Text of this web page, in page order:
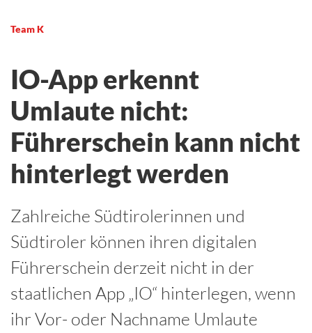
Team K
IO-App erkennt
Umlaute nicht:
Führerschein kann nicht
hinterlegt werden
Zahlreiche Südtirolerinnen und
Südtiroler können ihren digitalen
Führerschein derzeit nicht in der
staatlichen App „IO“ hinterlegen, wenn
ihr Vor- oder Nachname Umlaute